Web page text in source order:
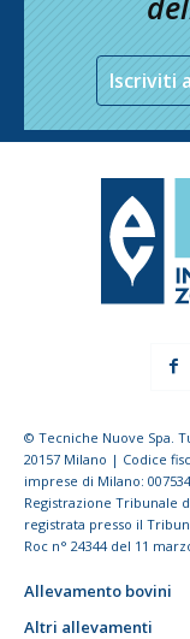
Iscriviti
© Tecniche Nuove Spa.
20157 Milano | Codice
imprese di Milano:
Registrazione Tribunale
registrata presso il
Roc n° 24344 del 11
Allevamento bovini
Altri allevamenti